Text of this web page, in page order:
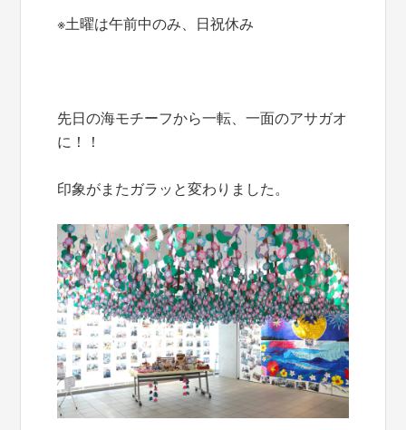
※土曜は午前中のみ、日祝休み
先日の海モチーフから一転、一面のアサガオ
に！！
印象がまたガラッと変わりました。